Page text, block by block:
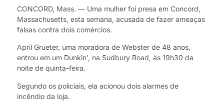
CONCORD, Mass. — Uma mulher foi presa em Concord,
Massachusetts, esta semana, acusada de fazer ameaças
falsas contra dois comércios.
April Grueter, uma moradora de Webster de 48 anos,
entrou em um Dunkin’, na Sudbury Road, às 19h30 da
noite de quinta-feira.
Segundo os policiais, ela acionou dois alarmes de
incêndio da loja.